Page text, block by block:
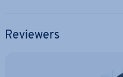
Reviewers